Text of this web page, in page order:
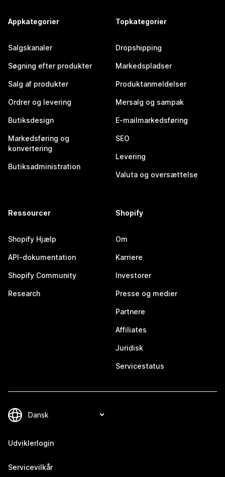
Appkategorier
Salgskanaler
Søgning efter produkter
Salg af produkter
Ordrer og levering
Butiksdesign
Markedsføring og
konvertering
Butiksadministration
Topkategorier
Dropshipping
Markedspladser
Produktanmeldelser
Mersalg og sampak
E-mailmarkedsføring
SEO
Levering
Valuta og oversættelse
Ressourcer
Shopify Hjælp
API-dokumentation
Shopify Community
Research
Shopify
Om
Karriere
Investorer
Presse og medier
Partnere
Affiliates
Juridisk
Servicestatus
Udviklerlogin
Servicevilkår